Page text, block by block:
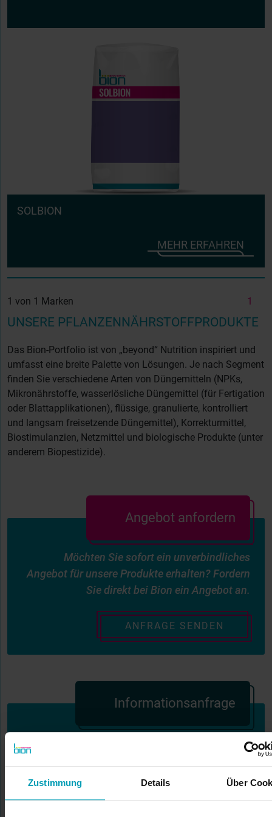
Zustimmung Details Über
SOLBION
MEHR ERFAHREN
1 von 1 Marken 1
UNSERE PFLANZENNÄHRSTOFFPRODUKTE
Das Bion-Portfolio ist von „beyond“ Nutrition inspiriert und
umfasst eine breite Palette von Lösungen. Je nach Segment
finden Sie verschiedene Arten von Düngemitteln (NPKs,
Mikronährstoffe, wasserlösliche Düngemittel (für Fertigation
oder Blattapplikationen), flüssige, granulierte, kontrolliert
und langsam freisetzende Düngemittel), Korrekturmittel,
Biostimulanzien, Netzmittel und biologische Produkte (unter
anderem Biopestizide).
Angebot anfordern
Möchten Sie sofort ein unverbindliches
Angebot für unsere Produkte erhalten? Fordern
Sie direkt bei Bion ein Angebot an.
ANFRAGE SENDEN
Informationsanfrage
Greifen Sie auf die Dienstleistungen und das
möchten Sie kennenlernen, und unsere
Spezialisten helfen Ihnen gerne weiter!